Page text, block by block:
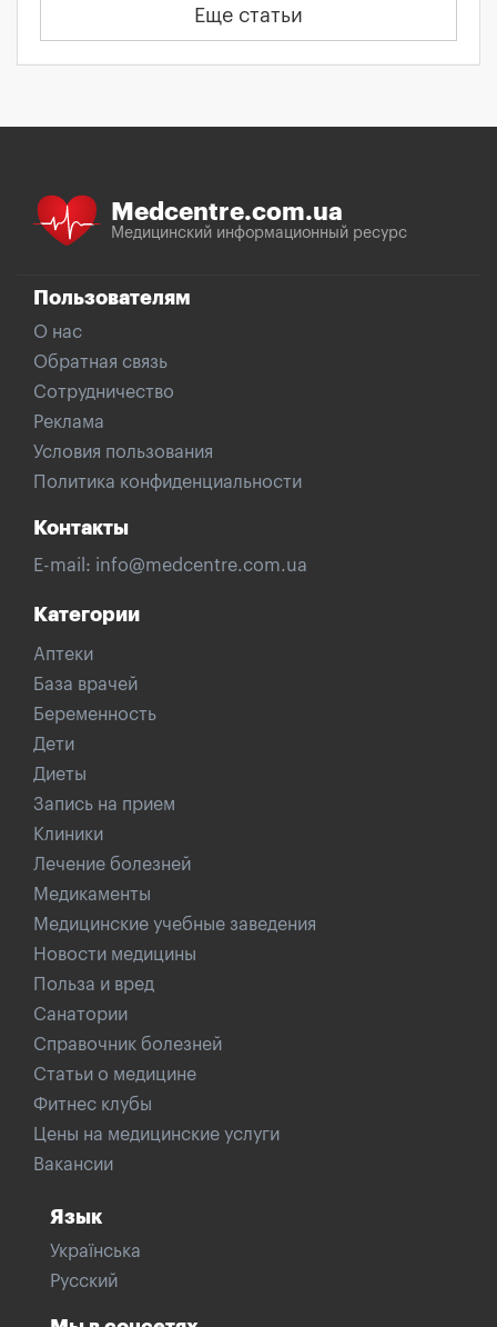
Еще статьи
Medcentre.com.ua
Медицинский информационный ресурс
Пользователям
О нас
Обратная связь
Сотрудничество
Реклама
Условия пользования
Политика конфиденциальности
Контакты
E-mail: info@medcentre.com.ua
Категории
Аптеки
База врачей
Беременность
Дети
Диеты
Запись на прием
Клиники
Лечение болезней
Медикаменты
Медицинские учебные заведения
Новости медицины
Польза и вред
Санатории
Справочник болезней
Статьи о медицине
Фитнес клубы
Цены на медицинские услуги
Вакансии
Язык
Українська
Русский